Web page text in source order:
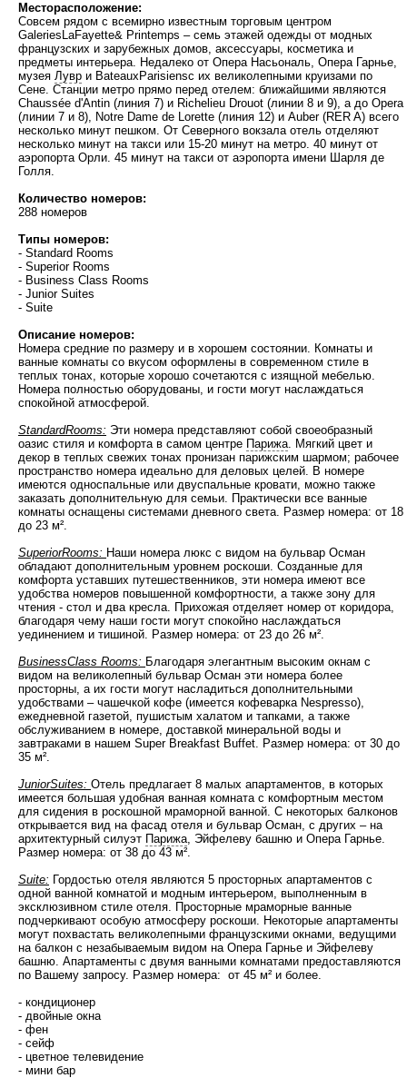
Месторасположение:
Совсем рядом с всемирно известным торговым центром
GaleriesLaFayette& Printemps – семь этажей одежды от модных
французских и зарубежных домов, аксессуары, косметика и
предметы интерьера. Недалеко от Опера Насьональ, Опера Гарнье,
музея Лувр и BateauxParisiensс их великолепными круизами по
Сене. Станции метро прямо перед отелем: ближайшими являются
Chaussée d'Antin (линия 7) и Richelieu Drouot (линии 8 и 9), а до Opera
(линии 7 и 8), Notre Dame de Lorette (линия 12) и Auber (RER A) всего
несколько минут пешком. От Северного вокзала отель отделяют
несколько минут на такси или 15-20 минут на метро. 40 минут от
аэропорта Орли. 45 минут на такси от аэропорта имени Шарля де
Голля.
Количество номеров:
288 номеров
Типы номеров:
- Standard Rooms
- Superior Rooms
- Business Class Rooms
- Junior Suites
- Suite
Описание номеров:
Номера средние по размеру и в хорошем состоянии. Комнаты и
ванные комнаты со вкусом оформлены в современном стиле в
теплых тонах, которые хорошо сочетаются с изящной мебелью.
Номера полностью оборудованы, и гости могут наслаждаться
спокойной атмосферой.
StandardRooms: Эти номера представляют собой своеобразный
оазис стиля и комфорта в самом центре Парижа. Мягкий цвет и
декор в теплых свежих тонах пронизан парижским шармом; рабочее
пространство номера идеально для деловых целей. В номере
имеются односпальные или двуспальные кровати, можно также
заказать дополнительную для семьи. Практически все ванные
комнаты оснащены системами дневного света. Размер номера: от 18
до 23 м².
SuperiorRooms: Наши номера люкс с видом на бульвар Осман
обладают дополнительным уровнем роскоши. Созданные для
комфорта уставших путешественников, эти номера имеют все
удобства номеров повышенной комфортности, а также зону для
чтения - стол и два кресла. Прихожая отделяет номер от коридора,
благодаря чему наши гости могут спокойно наслаждаться
уединением и тишиной. Размер номера: от 23 до 26 м².
BusinessClass Rooms: Благодаря элегантным высоким окнам с
видом на великолепный бульвар Осман эти номера более
просторны, а их гости могут насладиться дополнительными
удобствами – чашечкой кофе (имеется кофеварка Nespresso),
ежедневной газетой, пушистым халатом и тапками, а также
обслуживанием в номере, доставкой минеральной воды и
завтраками в нашем Super Breakfast Buffet. Размер номера: от 30 до
35 м².
JuniorSuites: Отель предлагает 8 малых апартаментов, в которых
имеется большая удобная ванная комната с комфортным местом
для сидения в роскошной мраморной ванной. С некоторых балконов
открывается вид на фасад отеля и бульвар Осман, с других – на
архитектурный силуэт Парижа, Эйфелеву башню и Опера Гарнье.
Размер номера: от 38 до 43 м².
Suite: Гордостью отеля являются 5 просторных апартаментов с
одной ванной комнатой и модным интерьером, выполненным в
эксклюзивном стиле отеля. Просторные мраморные ванные
подчеркивают особую атмосферу роскоши. Некоторые апартаменты
могут похвастать великолепными французскими окнами, ведущими
на балкон с незабываемым видом на Опера Гарнье и Эйфелеву
башню. Апартаменты с двумя ванными комнатами предоставляются
по Вашему запросу. Размер номера: от 45 м² и более.
- кондиционер
- двойные окна
- фен
- сейф
- цветное телевидение
- мини бар